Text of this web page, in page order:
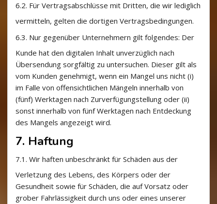
6.2. Für Vertragsabschlüsse mit Dritten, die wir lediglich
vermitteln, gelten die dortigen Vertragsbedingungen.
6.3. Nur gegenüber Unternehmern gilt folgendes: Der
Kunde hat den digitalen Inhalt unverzüglich nach
Übersendung sorgfältig zu untersuchen. Dieser gilt als
vom Kunden genehmigt, wenn ein Mangel uns nicht (i)
im Falle von offensichtlichen Mängeln innerhalb von
(fünf) Werktagen nach Zurverfügungstellung oder (ii)
sonst innerhalb von fünf Werktagen nach Entdeckung
des Mangels angezeigt wird.
7. Haftung
7.1. Wir haften unbeschränkt für Schäden aus der
Verletzung des Lebens, des Körpers oder der
Gesundheit sowie für Schäden, die auf Vorsatz oder
grober Fahrlässigkeit durch uns oder eines unserer